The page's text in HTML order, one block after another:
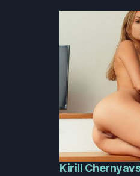
Kirill